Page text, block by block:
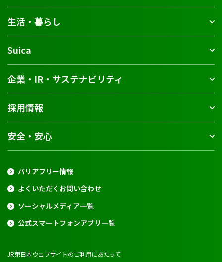
生活・暮らし
Suica
企業・IR・サステナビリティ
採用情報
安全・安心
バリアフリー情報
よくいただくお問い合わせ
ソーシャルメディア一覧
公式スマートフォンアプリ一覧
JR東日本ウェブサイトのご利用にあたって